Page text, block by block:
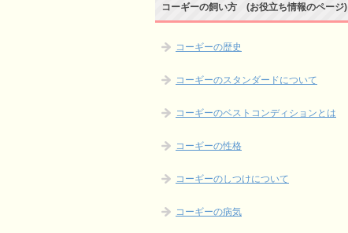
コーギーの飼い方 (お役立ち情報のページ)
コーギーの歴史
コーギーのスタンダードについて
コーギーのベストコンディションとは
コーギーの性格
コーギーのしつけについて
コーギーの病気